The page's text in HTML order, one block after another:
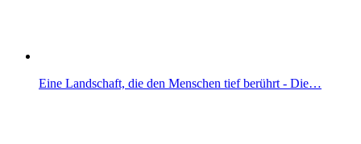
Eine Landschaft, die den Menschen tief berührt - Die…